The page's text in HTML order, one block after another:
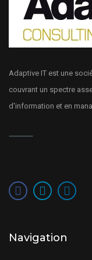
Adaptive IT est une
couvrant un spectre
d'information et en
Navigation